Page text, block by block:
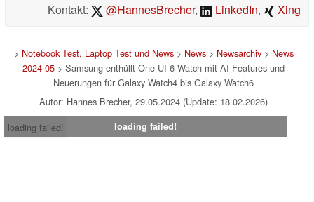
Kontakt:
@HannesBrecher, LinkedIn, Xing
> Notebook Test, Laptop Test und News> News> Newsarchiv> News
2024-05 > Samsung enthüllt One UI 6 Watch mit AI-Features und
Neuerungen für Galaxy Watch4 bis Galaxy Watch6
Autor: Hannes Brecher, 29.05.2024 (Update: 18.02.2026)
loading failed!
loading failed!